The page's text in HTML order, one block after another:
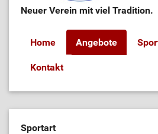
Neuer Verein mit viel Tradition.
Home Angebote
Kontakt
Sportart